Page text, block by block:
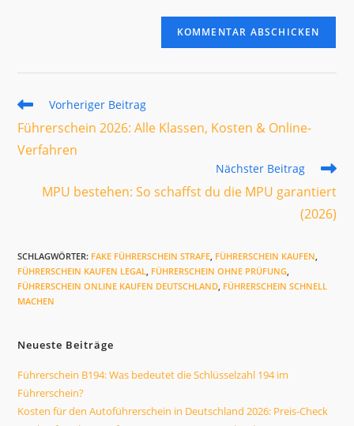
Weitere
Artikel
ansehen
Vorheriger Beitrag
Führerschein 2026: Alle Klassen, Kosten & Online-
Verfahren
Nächster Beitrag
MPU bestehen: So schaffst du die MPU garantiert
(2026)
SCHLAGWÖRTER: FAKE FÜHRERSCHEIN STRAFE, FÜHRERSCHEIN KAUFEN,
FÜHRERSCHEIN KAUFEN LEGAL, FÜHRERSCHEIN OHNE PRÜFUNG,
FÜHRERSCHEIN ONLINE KAUFEN DEUTSCHLAND, FÜHRERSCHEIN SCHNELL
MACHEN
Neueste Beiträge
Führerschein B194: Was bedeutet die Schlüsselzahl 194 im
Führerschein?
Kosten für den Autoführerschein in Deutschland 2026: Preis-Check